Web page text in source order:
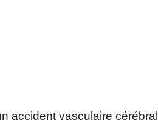
accident vasculaire